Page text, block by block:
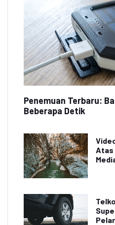
Penemuan Terbaru:
Beberapa Detik
Atas